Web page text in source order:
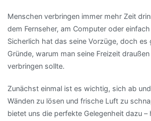
Menschen verbringen immer mehr Zeit
dem Fernseher, am Computer oder
Sicherlich hat das seine Vorzüge, doch es
Gründe, warum man seine Freizeit
verbringen sollte.
Zunächst einmal ist es wichtig, sich ab
Wänden zu lösen und frische Luft zu
bietet uns die perfekte Gelegenheit dazu –